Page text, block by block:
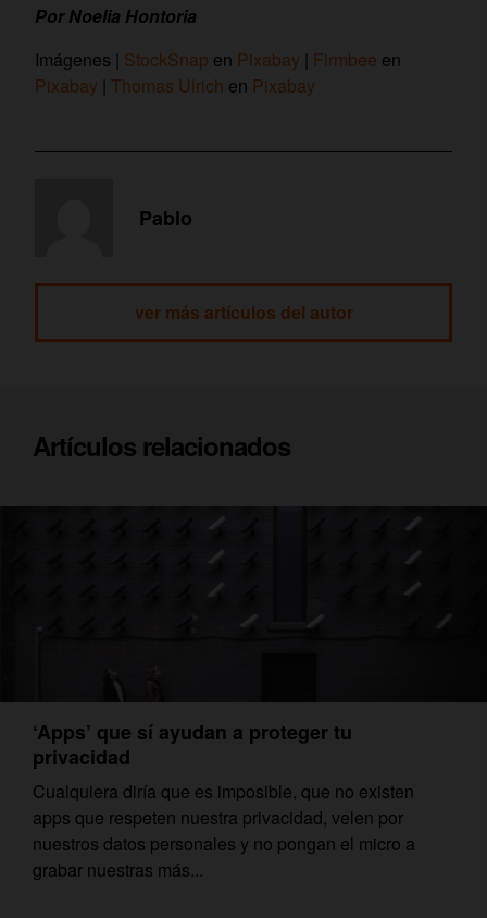
Por Noelia Hontoria
Imágenes | StockSnap en Pixabay | Firmbee en
Pixabay | Thomas Ulrich en Pixabay
Pablo
ver más artículos del autor
Artículos relacionados
‘Apps’ que sí ayudan a proteger tu
privacidad
Cualquiera diría que es imposible, que no existen
apps que respeten nuestra privacidad, velen por
nuestros datos personales y no pongan el micro a
grabar nuestras más...